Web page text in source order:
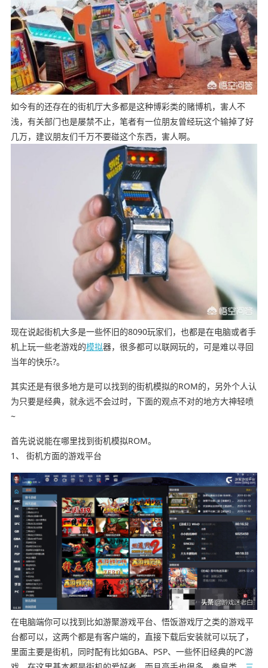
如今有的还存在的街机厅大多都是这种博彩类的赌博机，害人不
浅，有关部门也是屡禁不止，笔者有一位朋友曾经玩这个输掉了好
几万，建议朋友们千万不要碰这个东西，害人啊。
现在说起街机大多是一些怀旧的8090玩家们，也都是在电脑或者手
机上玩一些老游戏的模拟器，很多都可以联网玩的，可是难以寻回
当年的快乐?。
其实还是有很多地方是可以找到的街机模拟的ROM的，另外个人认
为只要是经典，就永远不会过时，下面的观点不对的地方大神轻喷
~
首先说说能在哪里找到街机模拟ROM。
1、 街机方面的游戏平台
在电脑端你可以找到比如游聚游戏平台、悟饭游戏厅之类的游戏平
台都可以，这两个都是有客户端的，直接下载后安装就可以玩了，
里面主要是街机，同时配有比如GBA、PSP、一些怀旧经典的PC游